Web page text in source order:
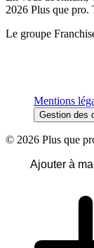
2026 Plus que pro.
Le groupe
Mentions
Gestion des
© 2026 Plus que
Ajouter à